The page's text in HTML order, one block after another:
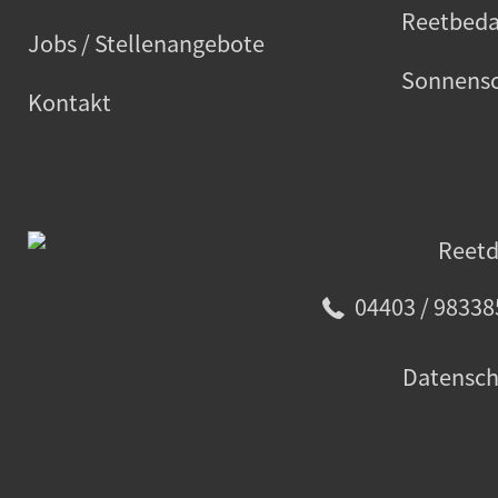
Jobs / Stellenangebote
Kontakt
04403 /